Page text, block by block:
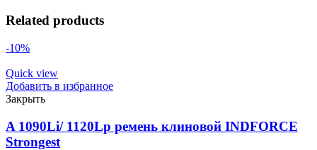
Related products
-10%
Quick view
Добавить в избранное
Закрыть
A 1090Li/ 1120Lp ремень клиновой INDFORCE
Strongest